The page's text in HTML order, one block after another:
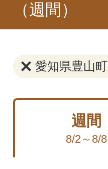
（週間）
愛知県豊山町
週間
8/2～8/8